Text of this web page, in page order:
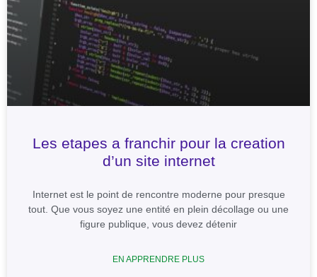
Les etapes a franchir pour la creation
d’un site internet
Internet est le point de rencontre moderne pour presque
tout. Que vous soyez une entité en plein décollage ou une
figure publique, vous devez détenir
EN APPRENDRE PLUS